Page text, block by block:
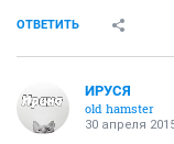
ОТВЕТИТЬ
ИРУСЯ
old hamster
30 апреля